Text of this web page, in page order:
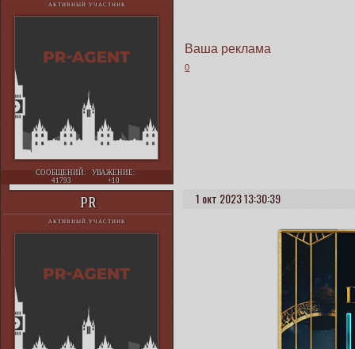
АКТИВНЫЙ УЧАСТНИК
СООБЩЕНИЙ:
41793
УВАЖЕНИЕ:
+10
Ваша реклама
0
1 окт 2023 13:30:39
PR
АКТИВНЫЙ УЧАСТНИК